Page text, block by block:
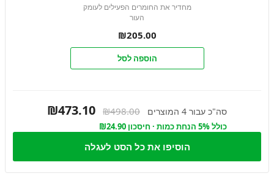
מחדיר את החומרים הפעילים לעומק
העור
₪205.00
הוספה לסל
סה"כ עבור 4 המוצרים ₪498.00
₪473.10
כולל 5% הנחת כמות · חיסכון ₪24.90
הוסיפו את כל הסט לעגלה